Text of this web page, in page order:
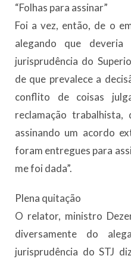
“Folhas para assinar”
Foi a vez, então, de o
alegando que
jurisprudência do
de que prevalece a
conflito de coisas
reclamação
assinando um acordo
foram entregues para
me foi dada”.
Plena quitação
O relator, ministro
diversamente do
jurisprudência do STJ